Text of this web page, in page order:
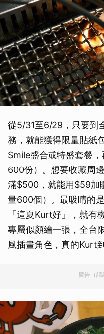
從5/31至6/29，只要到
務，就能獲得限量貼紙
Smile盛合或特盛套餐
600份）。想要收藏周
滿$500，就能用$59加
量600個）。最吸睛的
「這夏Kurt好」，就有
專屬似顏繪一張，全台
風插畫角色，真的Kurt到
廣告（請